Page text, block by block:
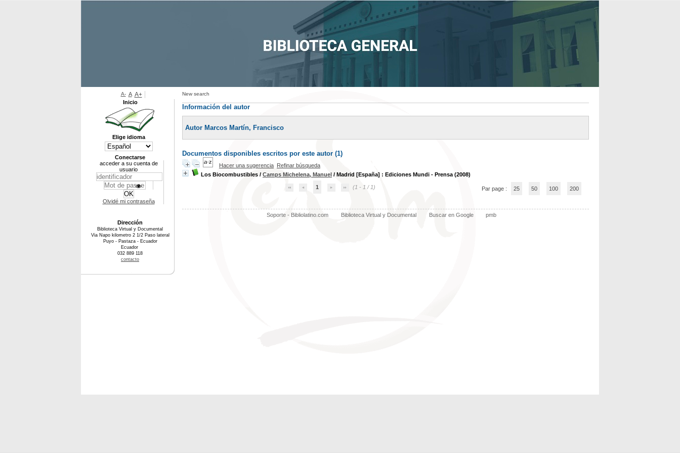
New search
Información del autor
Autor Marcos Martín, Francisco
Documentos disponibles escritos por este autor (1)
Hacer una sugerencia Refinar búsqueda
Los Biocombustibles / Camps Michelena, Manuel / Madrid [España] : Ediciones Mundi - Prensa (2008)
1 (1 - 1 / 1) Par page : 25 50 100 200
Soporte - Bibliolatino.com Biblioteca Virtual y Documental Buscar en Google pmb
A- A A+
Inicio
Elige idioma
Conectarse
acceder a su cuenta de
usuario
Olvidé mi contraseña
Dirección
Biblioteca Virtual y Documental
Via Napo kilometro 2 1/2 Paso lateral
Puyo - Pastaza - Ecuador
Ecuador
032 889 118
contacto